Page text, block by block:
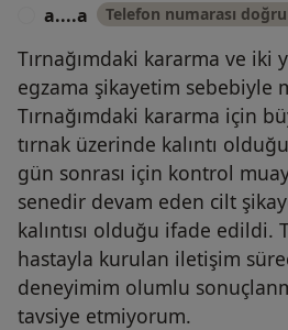
a....a Telefon numarası
Tırnağımdaki kararma ve iki
egzama şikayetim sebebiyle
Tırnağımdaki kararma için
tırnak üzerinde kalıntı
gün sonrası için kontrol
senedir devam eden cilt
kalıntısı olduğu ifade edildi.
hastayla kurulan iletişim
deneyimim olumlu
tavsiye etmiyorum.